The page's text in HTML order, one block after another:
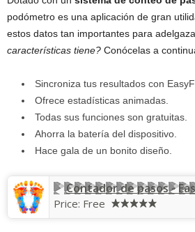
podómetro es una aplicación de gran
estos datos tan importantes para
características tiene? Conócelas a
Sincroniza tus resultados con
Ofrece estadísticas animadas.
Todas sus funciones son gratuitas.
Ahorra la batería del dispositivo.
Hace gala de un bonito diseño.
Contador de pasos -
Price: Free